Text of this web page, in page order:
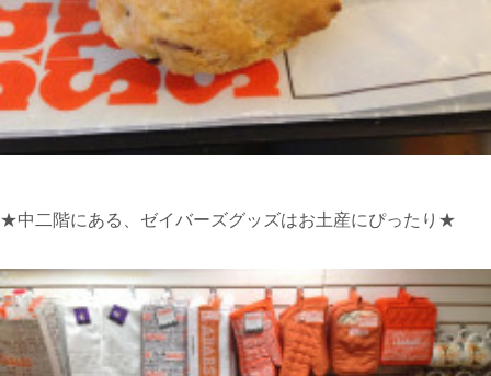
★中二階にある、ゼイバーズグッズはお土産にぴったり★